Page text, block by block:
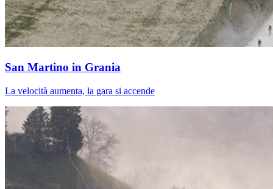
San Martino in Grania
La velocità aumenta, la gara si accende